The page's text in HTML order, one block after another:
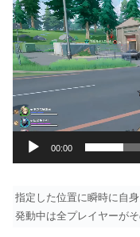
画
プ
レ
ー
ヤ
ー
00:00
指定した位置に瞬時に自身
発動中は全プレイヤーが